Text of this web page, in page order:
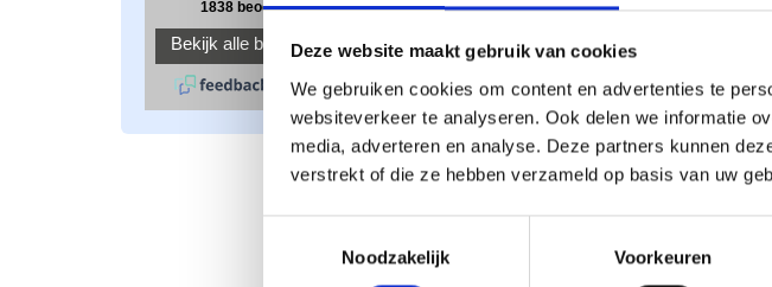
Deze website maakt gebruik van cookies
We gebruiken cookies om content en advertenties te
websiteverkeer te analyseren. Ook delen we informatie
media, adverteren en analyse. Deze partners kunnen
verstrekt of die ze hebben verzameld op basis van uw
Noodzakelijk
Voorkeuren